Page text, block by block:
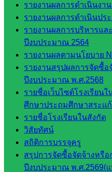
รายงานผลการดำเนินงา
รายงานผลการดำเนินปร
รายงานผลการบริหารแ
ปีงบประมาณ 2564
รายงานผลตามนโยบาย
รายงานสรุปผลการจัดซื้
ปีงบประมาณ พ.ศ.2568
รายชื่อเว็บไซต์โรงเรียน
ศึกษาประถมศึกษาสระแก้
รายชื่อโรงเรียนในสังกัด
วิสัยทัศน์
สถิติการบรรจุครู
สรุปการจัดซื้อจัดจ้างหรือ
ปีงบประมาณ พ.ศ.2569(
ศึกษา
กลุ่ม
บริหาร
บุคคล
กลุ่ม
พัฒนาครู
และบุ